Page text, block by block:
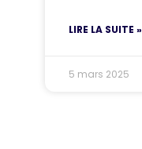
LIRE LA SUITE »
5 mars 2025